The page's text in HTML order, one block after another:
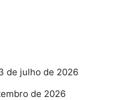
de julho de 2026
de 2026